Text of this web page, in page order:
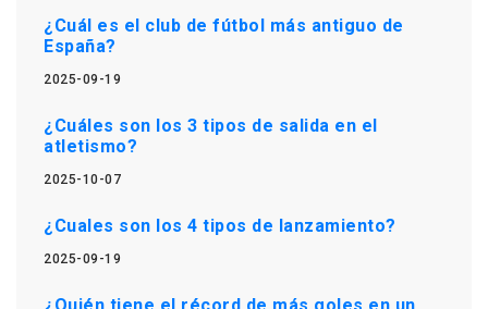
¿Cuál es el club de fútbol más antiguo de
España?
2025-09-19
¿Cuáles son los 3 tipos de salida en el
atletismo?
2025-10-07
¿Cuales son los 4 tipos de lanzamiento?
2025-09-19